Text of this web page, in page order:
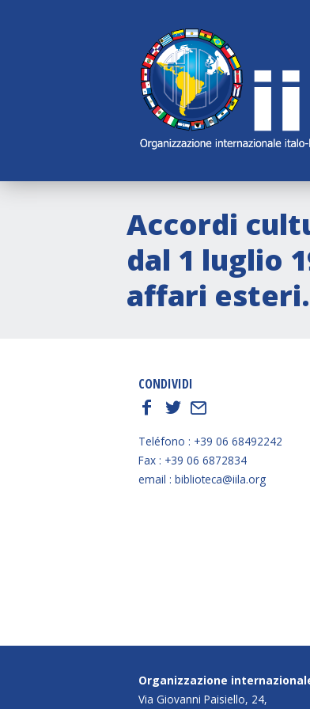
Accordi
dal 1 luglio
affari
CONDIVIDI
f
t E
Teléfono : +39 06 68492242
Fax : +39 06 6872834
email : biblioteca@iila.org
Organizzazione
Via Giovanni Paisiello, 24,